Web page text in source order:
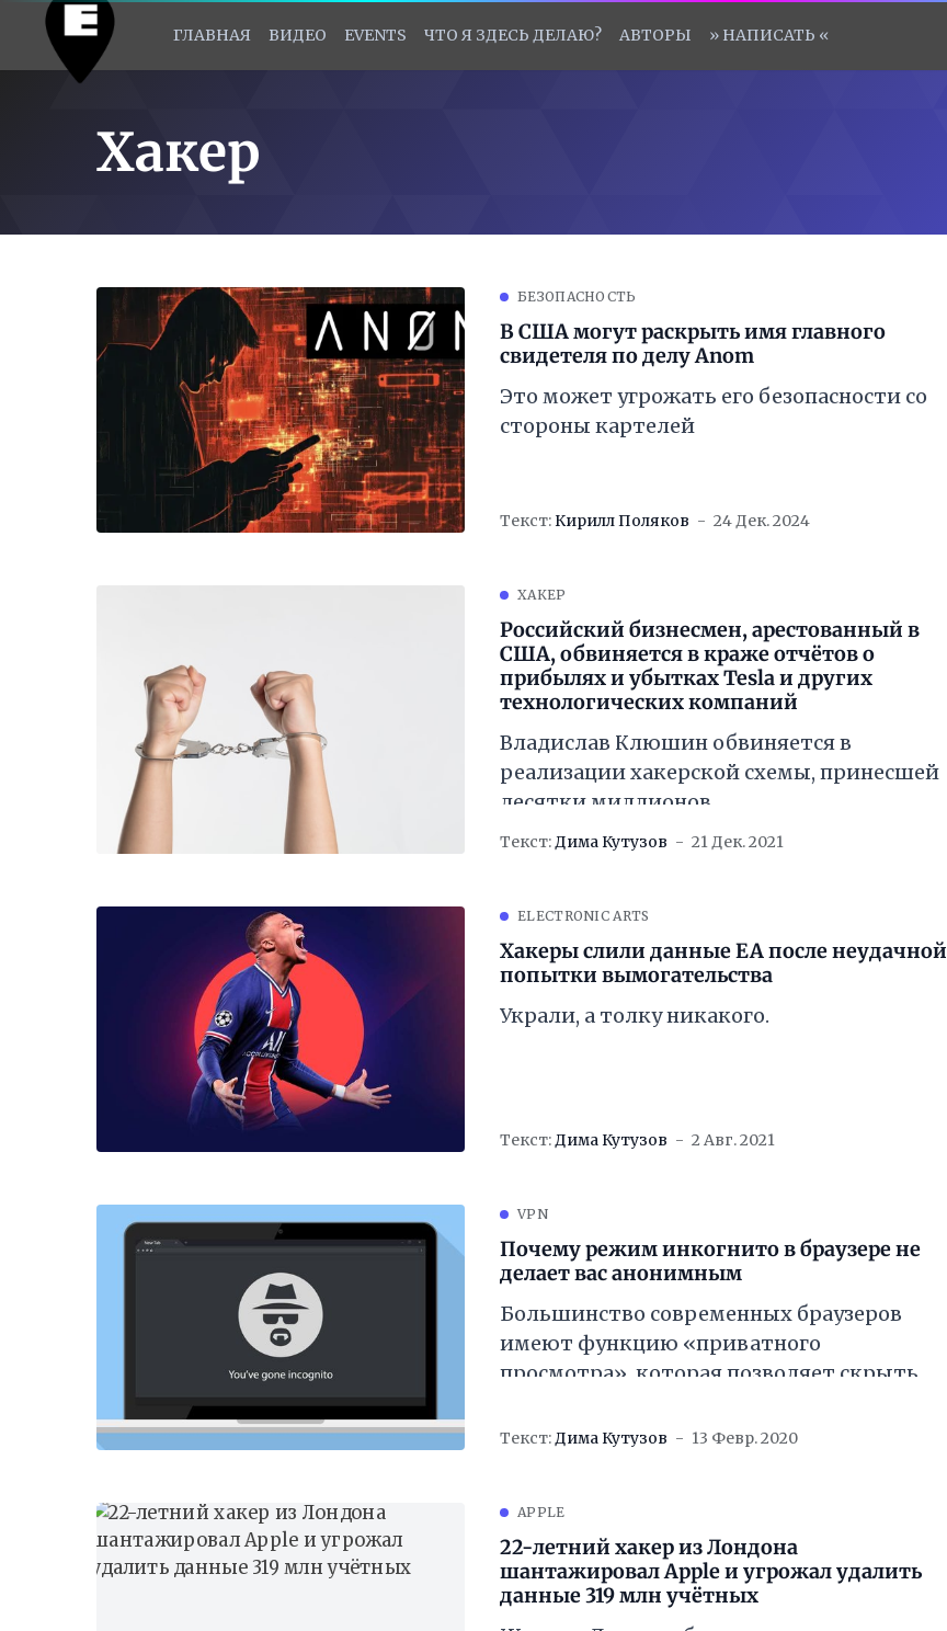
ГЛАВНАЯ ВИДЕО EVENTS ЧТО Я ЗДЕСЬ ДЕЛАЮ? АВТОРЫ » НАПИСАТЬ «
Хакер
БЕЗОПАСНОСТЬ
В США могут раскрыть имя главного
свидетеля по делу Anom
Это может угрожать его безопасности со
стороны картелей
Текст: Кирилл Поляков 24 Дек. 2024
ХАКЕР
Российский бизнесмен, арестованный в
США, обвиняется в краже отчётов о
прибылях и убытках Tesla и других
технологических компаний
Владислав Клюшин обвиняется в
реализации хакерской схемы, принесшей
десятки миллионов.
Текст:Дима Кутузов 21 Дек. 2021
ELECTRONIC ARTS
Хакеры слили данные EA после неудачной
попытки вымогательства
Украли, а толку никакого.
Текст:Дима Кутузов 2 Авг. 2021
VPN
Почему режим инкогнито в браузере не
делает вас анонимным
Большинство современных браузеров
имеют функцию «приватного
просмотра», которая позволяет скрыть,
она не является хорошей заменой
Текст:Дима Кутузов 13 Февр. 2020
APPLE
22-летний хакер из Лондона
шантажировал Apple и угрожал удалить
данные 319 млн учётных